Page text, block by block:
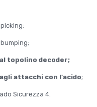
topolino decoder;
attacchi con l'acido;
Sicurezza 4.